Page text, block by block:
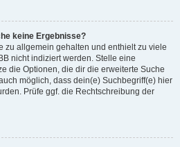
keine Ergebnisse?
zu allgemein gehalten und enthielt zu viele
nicht indiziert werden. Stelle eine
die Optionen, die dir die erweiterte Suche
möglich, dass dein(e) Suchbegriff(e) hier
Prüfe ggf. die Rechtschreibung der